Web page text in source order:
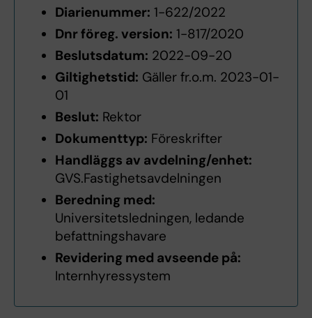
Diarienummer: 1-622/2022
Dnr föreg. version: 1-817/2020
Beslutsdatum: 2022-09-20
Giltighetstid: Gäller fr.o.m. 2023-01-
01
Beslut: Rektor
Dokumenttyp: Föreskrifter
Handläggs av avdelning/enhet:
GVS.Fastighetsavdelningen
Beredning med:
Universitetsledningen, ledande
befattningshavare
Revidering med avseende på:
Internhyressystem